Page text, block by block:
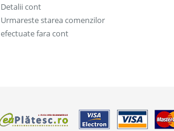
Detalii cont
Urmareste starea comenzilor
efectuate fara cont